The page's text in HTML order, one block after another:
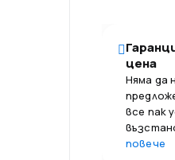
цена
Няма да
все пак
повече